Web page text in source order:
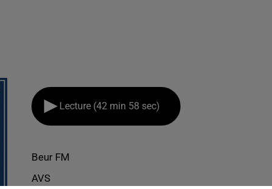
Lecture (42 min 58 sec)
Beur FM
AVS